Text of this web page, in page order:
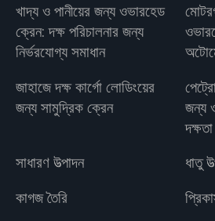
খাদ্য ও পানীয়ের জন্য ওভারহেড
ক্রেন: দক্ষ পরিচালনার জন্য
নির্ভরযোগ্য সমাধান
জাহাজে দক্ষ কার্গো লোডিংয়ের
জন্য সামুদ্রিক ক্রেন
জন্য
সাধারণ উত্পাদন
ধাতু
কাগজ তৈরি